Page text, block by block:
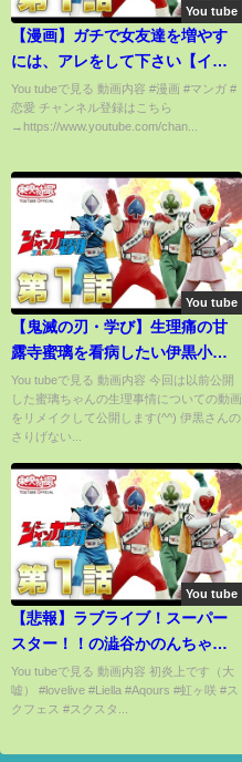
You tube
【漫画】ガチで女友達を増やす
には、アレをして下さい【イヴ
イヴ漫画】
You tubeで見る 動画内容 #漫画 #マンガ #
恋愛 チャンネル登録はこちら
→https://www.youtube.com/chan...
You tube
【鬼滅の刃・学び】生理痛の甘
露寺蜜璃を看病したい伊黒小芭
内【おばみつLINE動画/声真似ア
フレコ/リメイク版】
You tubeで見る 動画内容 今回は以前公開
した蜜璃ちゃんの生理事情についての動画
をリメイクして公開します(^^) 伊黒さんの
さりげない...
You tube
【悲報】ラブライブ！スーパー
スター！！の澁谷かのんちゃん
の家がデザイン変更になりまし
た（ラブライブ！、Liella!、
Aqours、虹ヶ咲、青山、香咲、
You tubeで見る 動画内容 初炎上です（大
嘘） #lovelive #Liella #Aqours #虹ヶ咲 #ス
クフェス #スクスタ...